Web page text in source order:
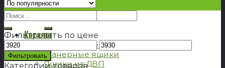
Каталог
Деревянные ящики
Фанерные ящики
Ящики из ДВП
Фильтровать по цене
Фильтровать
Категории товаров